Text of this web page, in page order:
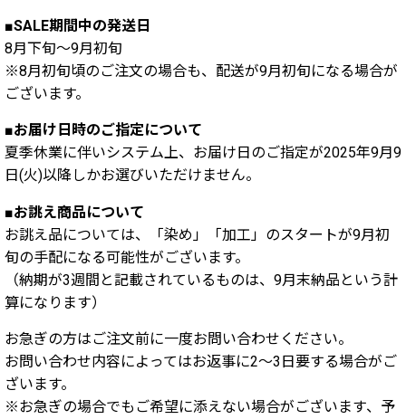
■SALE期間中の発送日
8月下旬～9月初旬
※8月初旬頃のご注文の場合も、配送が9月初旬になる場合が
ございます。
■お届け日時のご指定について
夏季休業に伴いシステム上、お届け日のご指定が2025年9月9
日(火)以降しかお選びいただけません。
■お誂え商品について
お誂え品については、「染め」「加工」のスタートが9月初
旬の手配になる可能性がございます。
（納期が3週間と記載されているものは、9月末納品という計
算になります）
お急ぎの方はご注文前に一度お問い合わせください。
お問い合わせ内容によってはお返事に2～3日要する場合がご
ざいます。
※お急ぎの場合でもご希望に添えない場合がございます、予